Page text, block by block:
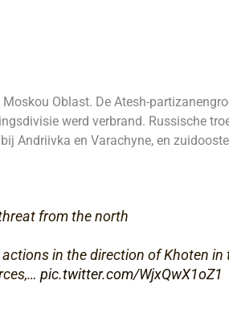
Oblast. De Atesh-
werd verbrand. Russische
Andriivka en Varachyne, en
from the north
in the direction of Khoten in
pic.twitter.com/WjxQwX1oZ1